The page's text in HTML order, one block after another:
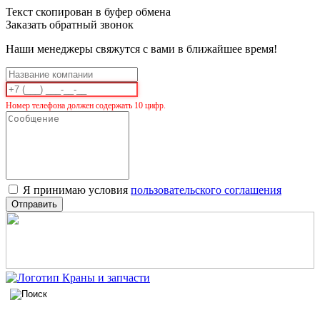
Текст скопирован в буфер обмена
Заказать обратный звонок
Наши менеджеры свяжутся с вами в ближайшее время!
Номер телефона должен содержать 10 цифр.
Я принимаю условия пользовательского соглашения
Отправить